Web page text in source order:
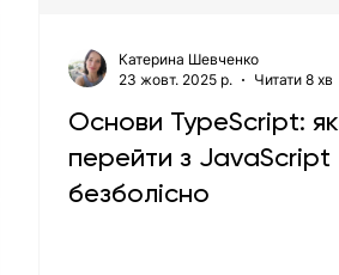
Основи TypeScript: як
перейти з JavaScript
безболісно
Катерина Шевченко
23 жовт. 2025 р.
Читати 8 хв